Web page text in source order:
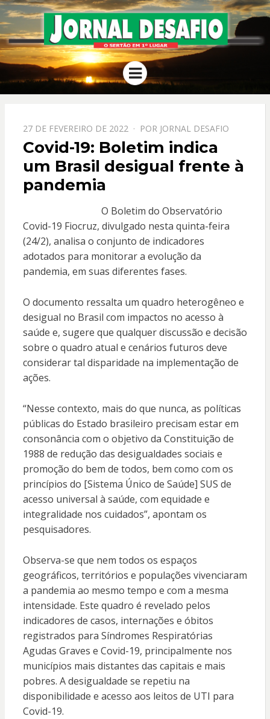
JORNAL
DESAFIO
O Sertão em 1º Lugar
Menu
PPOSTADO
EM
27 DE FEVEREIRO DE 2022 POR JORNAL DESAFIO
Covid-19: Boletim indica
um Brasil desigual frente à
pandemia
O Boletim do Observatório
Covid-19 Fiocruz, divulgado nesta quinta-feira
(24/2), analisa o conjunto de indicadores
adotados para monitorar a evolução da
pandemia, em suas diferentes fases.
O documento ressalta um quadro heterogêneo e
desigual no Brasil com impactos no acesso à
saúde e, sugere que qualquer discussão e decisão
sobre o quadro atual e cenários futuros deve
considerar tal disparidade na implementação de
ações.
“Nesse contexto, mais do que nunca, as políticas
públicas do Estado brasileiro precisam estar em
consonância com o objetivo da Constituição de
1988 de redução das desigualdades sociais e
promoção do bem de todos, bem como com os
princípios do [Sistema Único de Saúde] SUS de
acesso universal à saúde, com equidade e
integralidade nos cuidados”, apontam os
pesquisadores.
Observa-se que nem todos os espaços
geográficos, territórios e populações vivenciaram
a pandemia ao mesmo tempo e com a mesma
intensidade. Este quadro é revelado pelos
indicadores de casos, internações e óbitos
registrados para Síndromes Respiratórias
Agudas Graves e Covid-19, principalmente nos
municípios mais distantes das capitais e mais
pobres. A desigualdade se repetiu na
disponibilidade e acesso aos leitos de UTI para
Covid-19.